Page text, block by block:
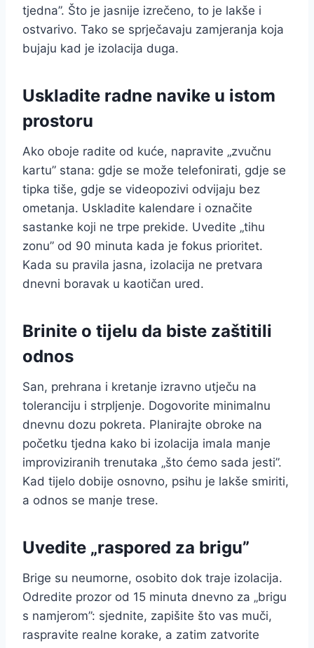
tjedna”. Što je jasnije izrečeno, to je lakše i
ostvarivo. Tako se sprječavaju zamjeranja koja
bujaju kad je izolacija duga.
Uskladite radne navike u istom
prostoru
Ako oboje radite od kuće, napravite „zvučnu
kartu” stana: gdje se može telefonirati, gdje se
tipka tiše, gdje se videopozivi odvijaju bez
ometanja. Uskladite kalendare i označite
sastanke koji ne trpe prekide. Uvedite „tihu
zonu” od 90 minuta kada je fokus prioritet.
Kada su pravila jasna, izolacija ne pretvara
dnevni boravak u kaotičan ured.
Brinite o tijelu da biste zaštitili
odnos
San, prehrana i kretanje izravno utječu na
toleranciju i strpljenje. Dogovorite minimalnu
dnevnu dozu pokreta. Planirajte obroke na
početku tjedna kako bi izolacija imala manje
improviziranih trenutaka „što ćemo sada jesti”.
Kad tijelo dobije osnovno, psihu je lakše smiriti,
a odnos se manje trese.
Uvedite „raspored za brigu”
Brige su neumorne, osobito dok traje izolacija.
Odredite prozor od 15 minuta dnevno za „brigu
s namjerom”: sjednite, zapišite što vas muči,
raspravite realne korake, a zatim zatvorite